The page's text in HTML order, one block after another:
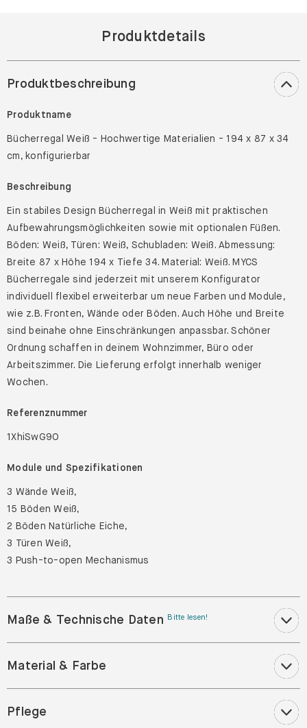
Produktdetails
Produktbeschreibung
Produktname
Bücherregal Weiß - Hochwertige Materialien - 194 x 87 x 34
cm, konfigurierbar
Beschreibung
Ein stabiles Design Bücherregal in Weiß mit praktischen
Aufbewahrungsmöglichkeiten sowie mit optionalen Füßen.
Böden: Weiß, Türen: Weiß, Schubladen: Weiß. Abmessung:
Breite 87 x Höhe 194 x Tiefe 34. Material: Weiß. MYCS
Bücherregale sind jederzeit mit unserem Konfigurator
individuell flexibel erweiterbar um neue Farben und Module,
wie z.B. Fronten, Wände oder Böden. Auch Höhe und Breite
sind beinahe ohne Einschränkungen anpassbar. Schöner
Ordnung schaffen in deinem Wohnzimmer, Büro oder
Arbeitszimmer. Die Lieferung erfolgt innerhalb weniger
Wochen.
Referenznummer
1XhiSwG9O
Module und Spezifikationen
3 Wände Weiß,
15 Böden Weiß,
2 Böden Natürliche Eiche,
3 Türen Weiß,
3 Push-to-open Mechanismus
Maße & Technische Daten Bitte lesen!
Material & Farbe
Pflege